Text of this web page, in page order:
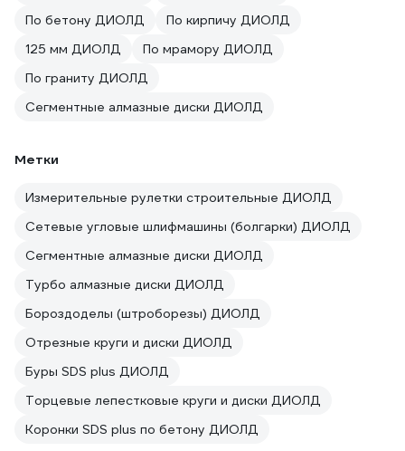
По бетону ДИОЛД
По кирпичу ДИОЛД
125 мм ДИОЛД
По мрамору ДИОЛД
По граниту ДИОЛД
Сегментные алмазные диски ДИОЛД
Метки
Измерительные рулетки строительные ДИОЛД
Сетевые угловые шлифмашины (болгарки) ДИОЛД
Сегментные алмазные диски ДИОЛД
Турбо алмазные диски ДИОЛД
Бороздоделы (штроборезы) ДИОЛД
Отрезные круги и диски ДИОЛД
Буры SDS plus ДИОЛД
Торцевые лепестковые круги и диски ДИОЛД
Коронки SDS plus по бетону ДИОЛД